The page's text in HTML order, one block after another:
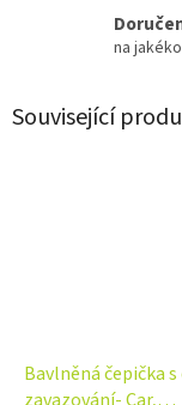
na
Související
Bavlněná čepička s